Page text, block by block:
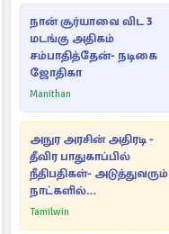
நான் சூர்யாவை விட 3
மடங்கு அதிகம்
சம்பாதித்தேன்- நடிகை
ஜோதிகா
Manithan
அநுர அரசின் அதிரடி -
தீவிர பாதுகாப்பில்
நீதிபதிகள்- அடுத்துவரும்
நாட்களில்
அம்பலமாகவுள்ள ரகசியம்
Tamilwin